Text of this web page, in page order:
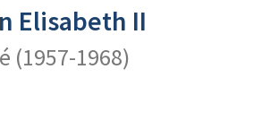
Elisabeth II
(1957-1968)